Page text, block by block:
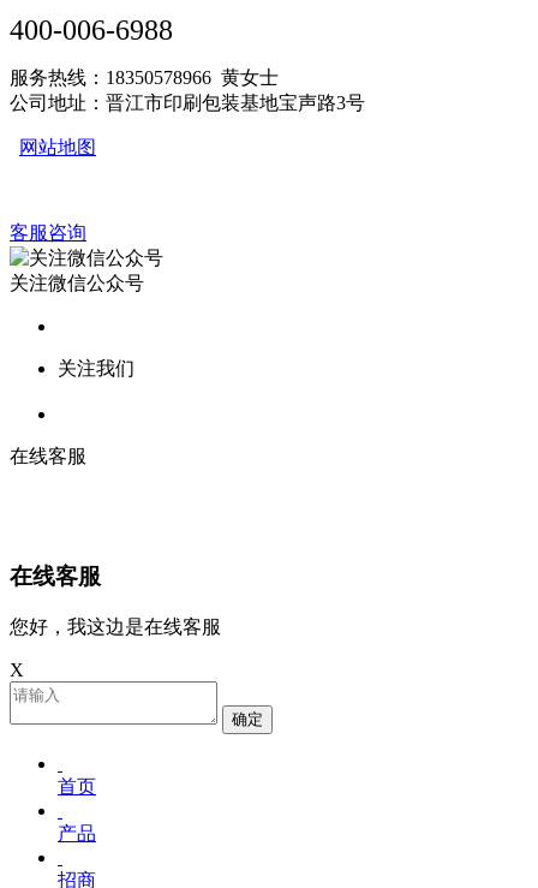
400-006-6988
服务热线：18350578966 黄女士
公司地址：晋江市印刷包装基地宝声路3号
网站地图
客服咨询
关注微信公众号
关注我们
在线客服
在线客服
您好，我这边是在线客服
X
确定
首页
产品
招商